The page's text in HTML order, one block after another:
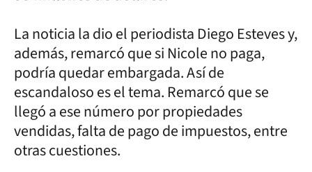
La noticia la dio el periodista Diego Esteves y,
además, remarcó que si Nicole no paga,
podría quedar embargada. Así de
escandaloso es el tema. Remarcó que se
llegó a ese número por propiedades
vendidas, falta de pago de impuestos, entre
otras cuestiones.